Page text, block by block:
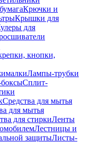
Крючки и
Крышки для
для
кнопки,
Лампы-трубки
Сплит-
Средства для мытья
для мытья
для стиркиЛенты
Лестницы и
защитыЛисты-